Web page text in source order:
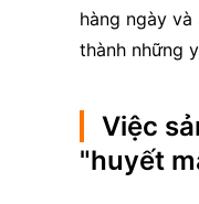
hàng ngày
thành những
Việc
"huyết